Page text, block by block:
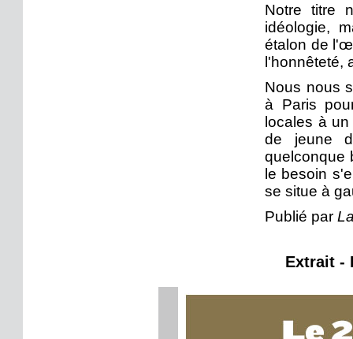
Notre titre
idéologie,
étalon de
l'honnêteté,
Nous nous
à Paris
locales à
de jeune
quelconque
le besoin
se situe à
Publié par
Extrait -